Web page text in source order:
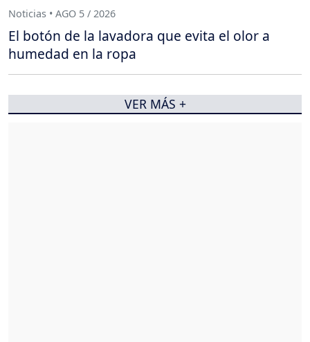
Noticias • AGO 5 / 2026
El botón de la lavadora que evita el olor a
humedad en la ropa
VER MÁS +